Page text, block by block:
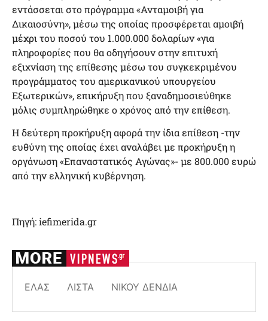
εντάσσεται στο πρόγραμμα «Ανταμοιβή για
Δικαιοσύνη», μέσω της οποίας προσφέρεται αμοιβή
μέχρι του ποσού του 1.000.000 δολαρίων «για
πληροφορίες που θα οδηγήσουν στην επιτυχή
εξιχνίαση της επίθεσης μέσω του συγκεκριμένου
προγράμματος του αμερικανικού υπουργείου
Εξωτερικών», επικήρυξη που ξαναδημοσιεύθηκε
μόλις συμπληρώθηκε ο χρόνος από την επίθεση.
Η δεύτερη προκήρυξη αφορά την ίδια επίθεση -την
ευθύνη της οποίας έχει αναλάβει με προκήρυξη η
οργάνωση «Επαναστατικός Αγώνας»- με 800.000 ευρώ
από την ελληνική κυβέρνηση.
Πηγή: iefimerida.gr
ΕΛΑΣ ΛΊΣΤΑ ΝΊΚΟΥ ΔΈΝΔΙΑ